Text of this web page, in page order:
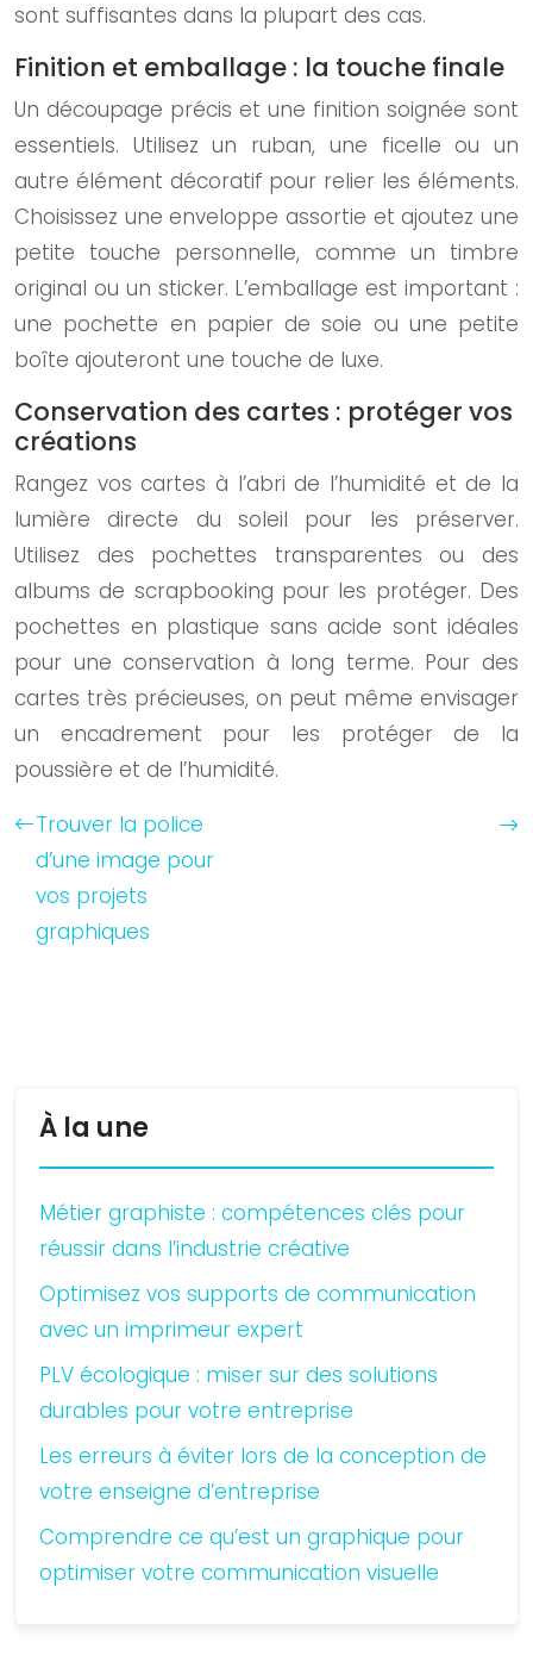
sont suffisantes dans la plupart des cas.
Finition et emballage : la touche finale
Un découpage précis et une finition soignée sont
essentiels. Utilisez un ruban, une ficelle ou un
autre élément décoratif pour relier les éléments.
Choisissez une enveloppe assortie et ajoutez une
petite touche personnelle, comme un timbre
original ou un sticker. L’emballage est important :
une pochette en papier de soie ou une petite
boîte ajouteront une touche de luxe.
Conservation des cartes : protéger vos
créations
Rangez vos cartes à l’abri de l’humidité et de la
lumière directe du soleil pour les préserver.
Utilisez des pochettes transparentes ou des
albums de scrapbooking pour les protéger. Des
pochettes en plastique sans acide sont idéales
pour une conservation à long terme. Pour des
cartes très précieuses, on peut même envisager
un encadrement pour les protéger de la
poussière et de l’humidité.
Trouver la police
d’une image pour
vos projets
graphiques
À la une
Métier graphiste : compétences clés pour
réussir dans l’industrie créative
Optimisez vos supports de communication
avec un imprimeur expert
PLV écologique : miser sur des solutions
durables pour votre entreprise
Les erreurs à éviter lors de la conception de
votre enseigne d’entreprise
Comprendre ce qu’est un graphique pour
optimiser votre communication visuelle